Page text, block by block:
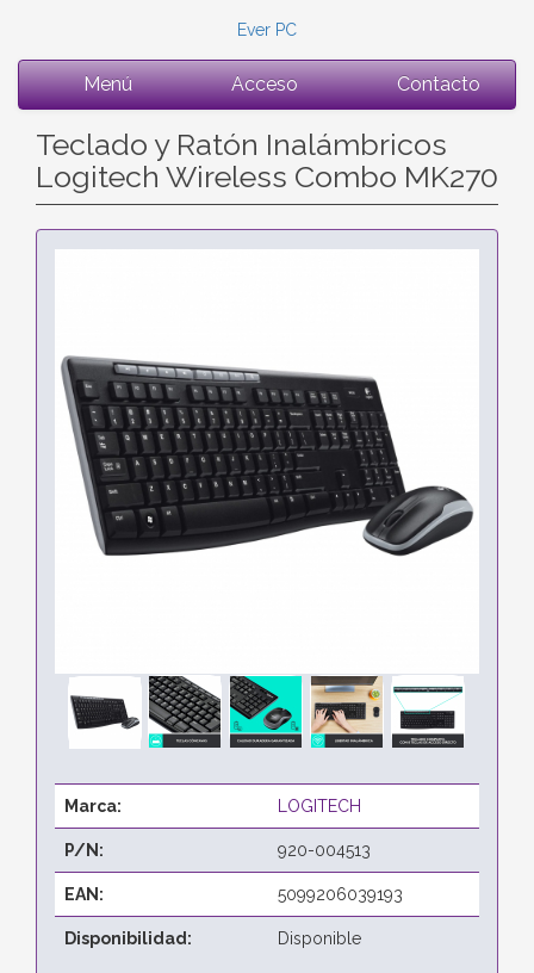
Ever PC
Menú Acceso Contacto
Teclado y Ratón Inalámbricos
Logitech Wireless Combo MK270
Marca: LOGITECH
P/N: 920-004513
EAN: 5099206039193
Disponibilidad: Disponible